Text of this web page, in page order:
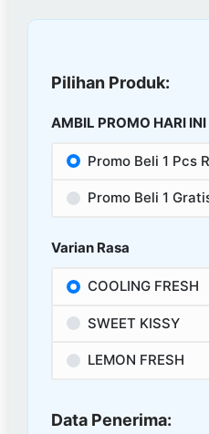
Pilihan Produk:
AMBIL PROMO HARI INI
Promo Beli 1 Pcs
Promo Beli 1
Varian Rasa
COOLING FRESH
SWEET KISSY
LEMON FRESH
Data Penerima: